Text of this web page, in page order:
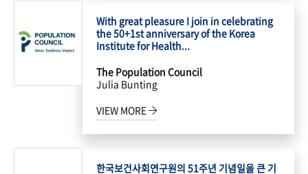
With great pleasure I join in celebrating
the 50+1st anniversary of the Korea
Institute for Health...
The Population Council
Julia Bunting
VIEW MORE
한국보건사회연구원의 51주년 기념일을 큰 기